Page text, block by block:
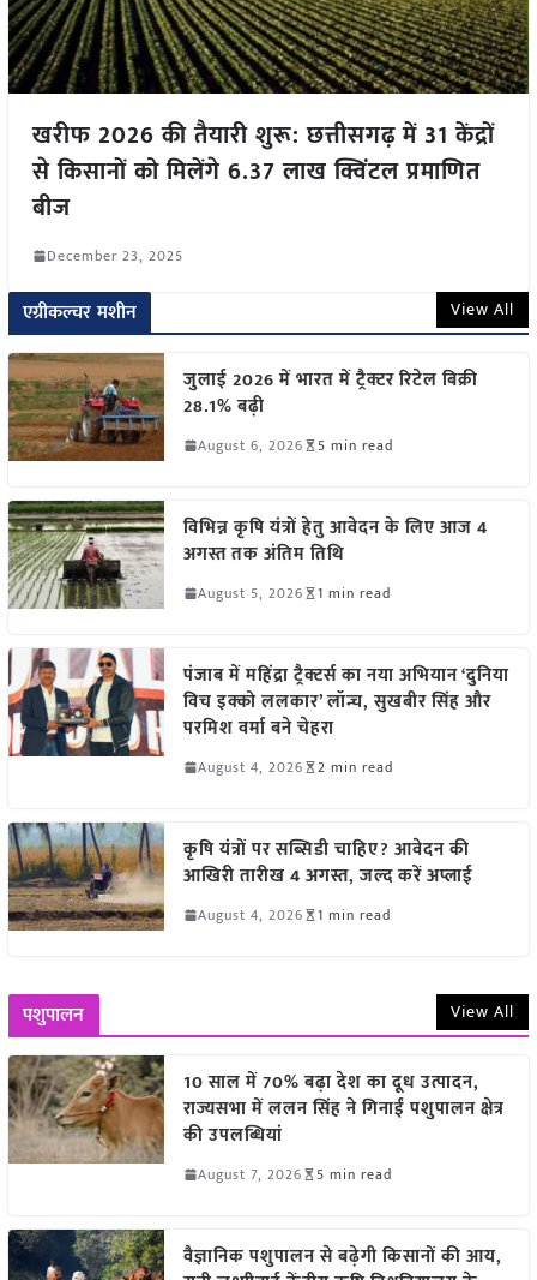
खरीफ 2026 की तैयारी शुरू: छत्तीसगढ़ में 31 केंद्रों
से किसानों को मिलेंगे 6.37 लाख क्विंटल प्रमाणित
बीज
December 23, 2025
एग्रीकल्चर मशीन View All
जुलाई 2026 में भारत में ट्रैक्टर रिटेल बिक्री
28.1% बढ़ी
August 6, 2026 5 min read
विभिन्न कृषि यंत्रों हेतु आवेदन के लिए आज 4
अगस्त तक अंतिम तिथि
August 5, 2026 1 min read
पंजाब में महिंद्रा ट्रैक्टर्स का नया अभियान ‘दुनिया
विच इक्को ललकार’ लॉन्च, सुखबीर सिंह और
परमिश वर्मा बने चेहरा
August 4, 2026 2 min read
कृषि यंत्रों पर सब्सिडी चाहिए? आवेदन की
आखिरी तारीख 4 अगस्त, जल्द करें अप्लाई
August 4, 2026 1 min read
पशुपालन View All
10 साल में 70% बढ़ा देश का दूध उत्पादन,
राज्यसभा में ललन सिंह ने गिनाईं पशुपालन क्षेत्र
की उपलब्धियां
August 7, 2026 5 min read
वैज्ञानिक पशुपालन से बढ़ेगी किसानों की आय,